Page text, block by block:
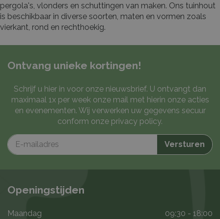
pergola's, vlonders en schuttingen van maken. Ons tuinhout
is beschikbaar in diverse soorten, maten en vormen zoals
vierkant, rond en rechthoekig.
Ontvang unieke kortingen!
Schrijf u hier in voor onze nieuwsbrief. U ontvangt dan
maximaal 1x per week onze mail met hierin onze acties
en evenementen. Wij verwerken uw gegevens secuur
conform onze privacy policy.
Openingstijden
Maandag
09:30 - 18:00